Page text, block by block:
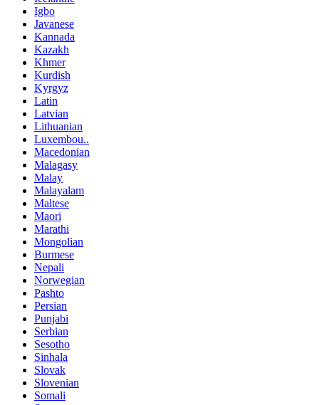
Igbo
Javanese
Kannada
Kazakh
Khmer
Kurdish
Kyrgyz
Latin
Latvian
Lithuanian
Luxembou..
Macedonian
Malagasy
Malay
Malayalam
Maltese
Maori
Marathi
Mongolian
Burmese
Nepali
Norwegian
Pashto
Persian
Punjabi
Serbian
Sesotho
Sinhala
Slovak
Slovenian
Somali